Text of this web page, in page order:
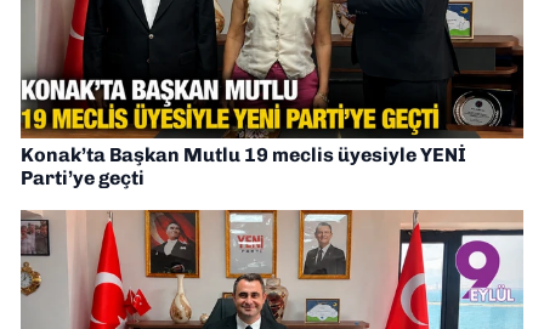
Konak’ta Başkan Mutlu 19 meclis üyesiyle YENİ
Parti’ye geçti